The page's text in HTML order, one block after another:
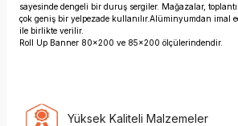
sayesinde dengeli bir duruş sergiler. Mağazalar,
çok geniş bir yelpezade kullanılır.Alüminyumdan imal
ile birlikte verilir.
Roll Up Banner 80x200 ve 85x200 ölçülerindendir.
Yüksek Kaliteli Malzemeler